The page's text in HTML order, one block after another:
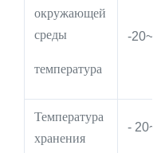
окружающей
среды
температура
-
Температура
хранения
- 20~